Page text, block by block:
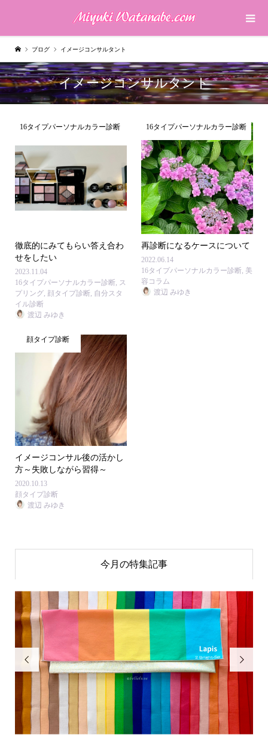
ブログ イメージコンサルタント
イメージコンサルタント
16タイプパーソナルカラー診断
徹底的にみてもらい答え合わ
せをしたい
2023.11.04
16タイプパーソナルカラー診断, ス
プリング, 顔タイプ診断, 自分スタ
イル診断
渡辺 みゆき
16タイプパーソナルカラー診断
再診断になるケースについて
2022.06.14
16タイプパーソナルカラー診断 美
容コラム
渡辺 みゆき
顔タイプ診断
イメージコンサル後の活かし
方～失敗しながら習得～
2020.10.13
顔タイプ診断
渡辺 みゆき
今月の特集記事
 